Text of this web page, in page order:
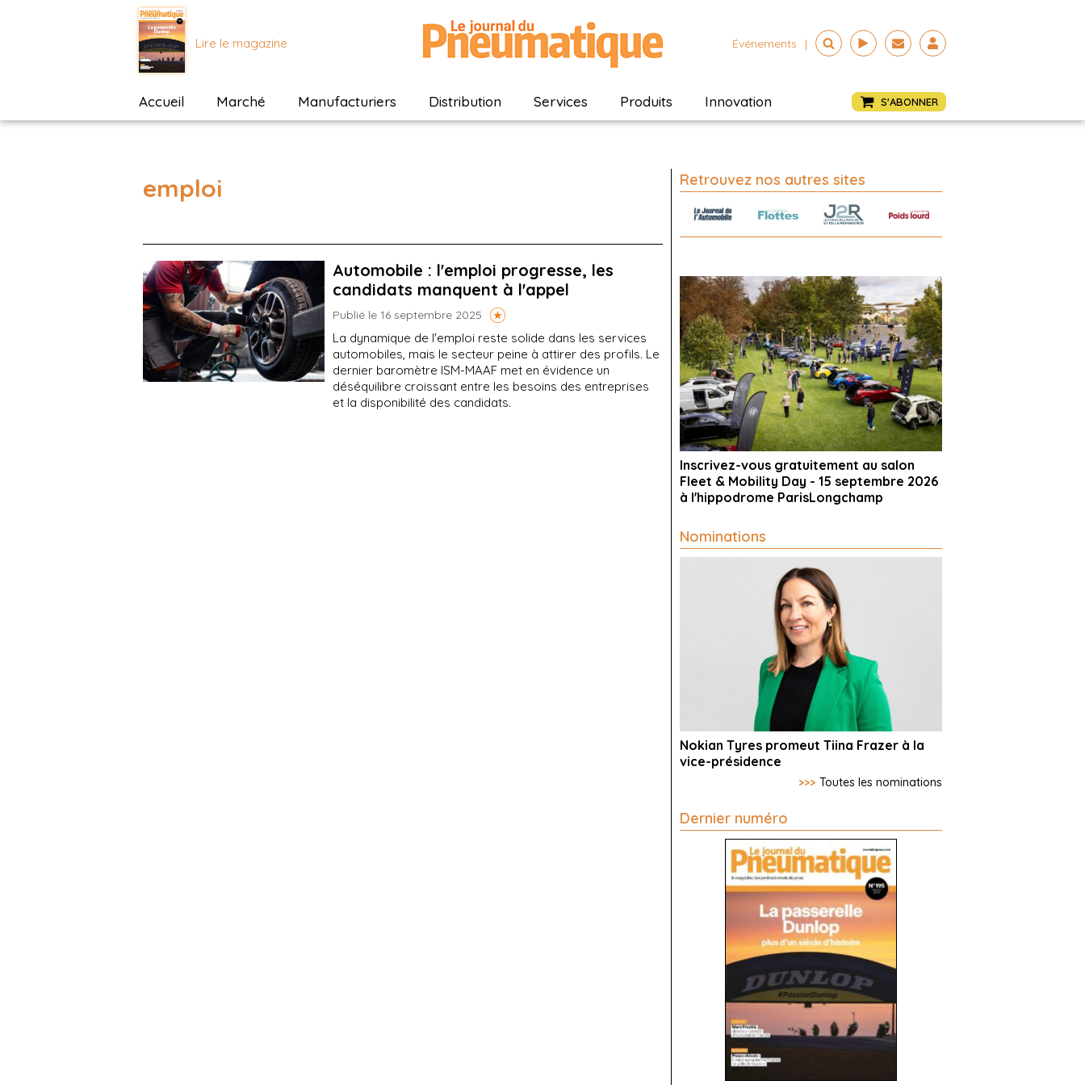
Lire le magazine Événements |
Accueil Marché Manufacturiers Distribution Services Produits Innovation S'ABONNER
emploi
Automobile : l'emploi progresse, les
candidats manquent à l'appel
Publié le 16 septembre 2025
La dynamique de l'emploi reste solide dans les services
automobiles, mais le secteur peine à attirer des profils. Le
dernier baromètre ISM-MAAF met en évidence un
déséquilibre croissant entre les besoins des entreprises
et la disponibilité des candidats.
Retrouvez nos autres sites
Inscrivez-vous gratuitement au salon
Fleet & Mobility Day - 15 septembre 2026
à l'hippodrome ParisLongchamp
Nominations
Nokian Tyres promeut Tiina Frazer à la
vice-présidence
>>> Toutes les nominations
Dernier numéro